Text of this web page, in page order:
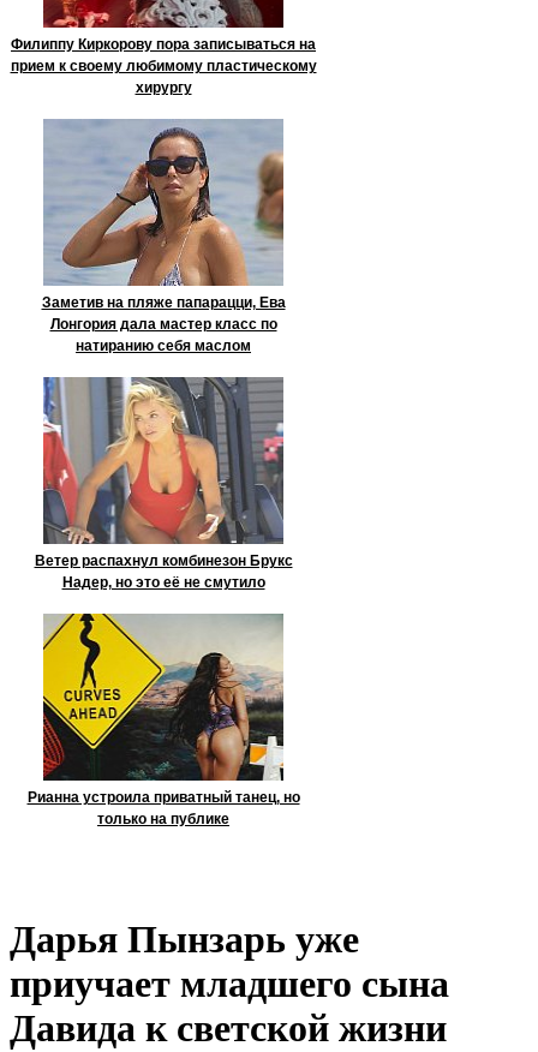
Филиппу Киркорову пора записываться на
прием к своему любимому пластическому
хирургу
Заметив на пляже папарацци, Ева
Лонгория дала мастер класс по
натиранию себя маслом
Ветер распахнул комбинезон Брукс
Надер, но это её не смутило
Рианна устроила приватный танец, но
только на публике
Дарья Пынзарь уже
приучает младшего сына
Давида к светской жизни